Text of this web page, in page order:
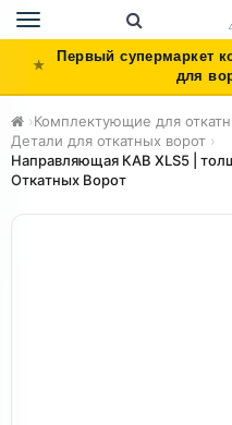
Toggle
navigation
Первый супермаркет
для
›Комплектующие для
Детали для откатных ворот ›
Направляющая КАВ XLS5 |
Откатных Ворот